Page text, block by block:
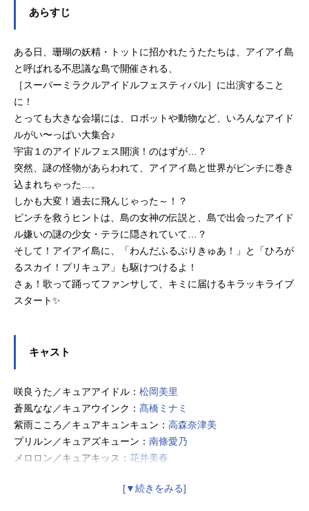
あらすじ
ある日、珊瑚の妖精・トットに招かれたうたたちは、アイアイ島
と呼ばれる不思議な島で開催される、
［スーパーミラクルアイドルフェスティバル］に出演すること
に！
とっても大きな会場には、ロボットや動物など、いろんなアイド
ルがい〜っぱい大集合♪
宇宙１のアイドルフェス開演！のはずが…？
突然、謎の怪物があらわれて、アイアイ島と世界がピンチに巻き
込まれちゃった…。
しかも大変！過去に飛んじゃった～！？
ピンチを救うヒントは、島の女神の伝説と、島で出会ったアイド
ル嫌いの謎の少女・テラに隠されていて…？
そして！アイアイ島に、「わんだふるぷりきゅあ！」と「ひろが
るスカイ！プリキュア」も駆けつけるよ！
さぁ！歌って踊ってファンサして、キミに届けるキラッキライブ
スタート✨
キャスト
咲良うた／キュアアイドル： 松岡美里
蒼風なな／キュアウインク： 髙橋ミナミ
紫雨こころ／キュアキュンキュン： 高森奈津美
プリルン／キュアズキューン： 南條愛乃
メロロン／キュアキッス： 花井美春
犬飼こむぎ／キュアワンダフル：長縄まりあ